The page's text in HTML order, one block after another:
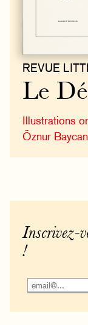
REVUE
Le
Illustrations
Öznur
Inscrivez-
!